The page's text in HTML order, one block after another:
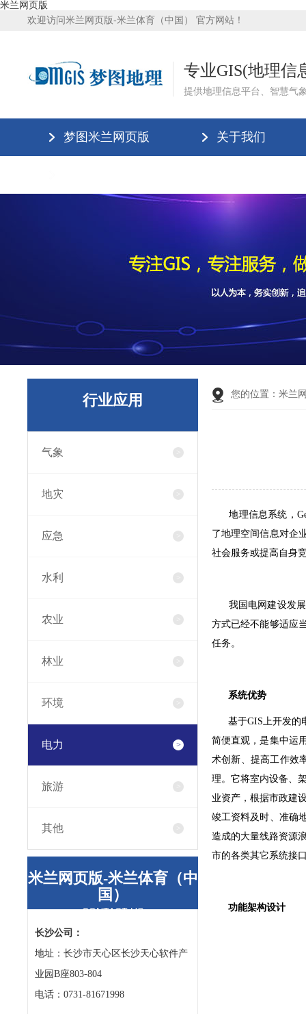
米兰网页版
欢迎访问米兰网页版-米兰体育（中国） 官方网站！
专业GIS(地理信
提供地理信息平台、智慧气
梦图米兰网页版 关于我们
行业应用
气象
地灾
应急
水利
农业
林业
环境
电力
旅游
其他
米兰网页版-米兰体育（中
国）
CONTACT US
长沙公司：
地址：长沙市天心区长沙天心软件产
业园B座803-804
电话：0731-81671998
您的位置： 米兰
地理信息系统，
了地理空间信息对企
社会服务或提高自身
我国电网建设发展
方式已经不能够适应
任务。
系统优势
基于GIS上开发的电
简便直观，是集中运
术创新、提高工作效
理。它将室内设备、
业资产，根据市政建
竣工资料及时、准确
造成的大量线路资源
市的各类其它系统接
功能架构设计